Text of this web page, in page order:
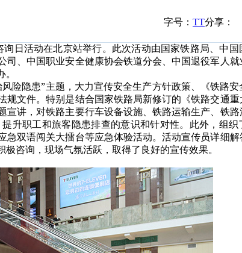
分享：
字号： TT
日活动在北京站举行。此次活动由国家铁路局、中国
、中国职业安全健康协会铁道分会、中国退役军人
隐患”主题，大力宣传安全生产方针政策、《铁路安
规文件。特别是结合国家铁路局新修订的《铁路交通
讲，对铁路主要行车设备设施、铁路运输生产、铁
升职工和旅客隐患排查的意识和针对性。此外，组织
双语闯关大擂台等应急体验活动。活动宣传员详细
咨询，现场气氛活跃，取得了良好的宣传效果。